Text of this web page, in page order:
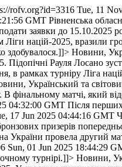
rofv.org?id=3316 Tue, 11
GMT Рівненська
заявки до 15.10.2025
Ліги націй-2025, вразили
здобувалося.]]> Новини,
Рауля Лосано
в рамках турніру Ліга
Український та
фінальному матчі, який
04:32:00 GMT Після
17 Jun 2025 04:44:16 GMT
призерів
України провела другий
Sun, 01 Jun 2025 18:44:29
турнірі.]]> Новини,